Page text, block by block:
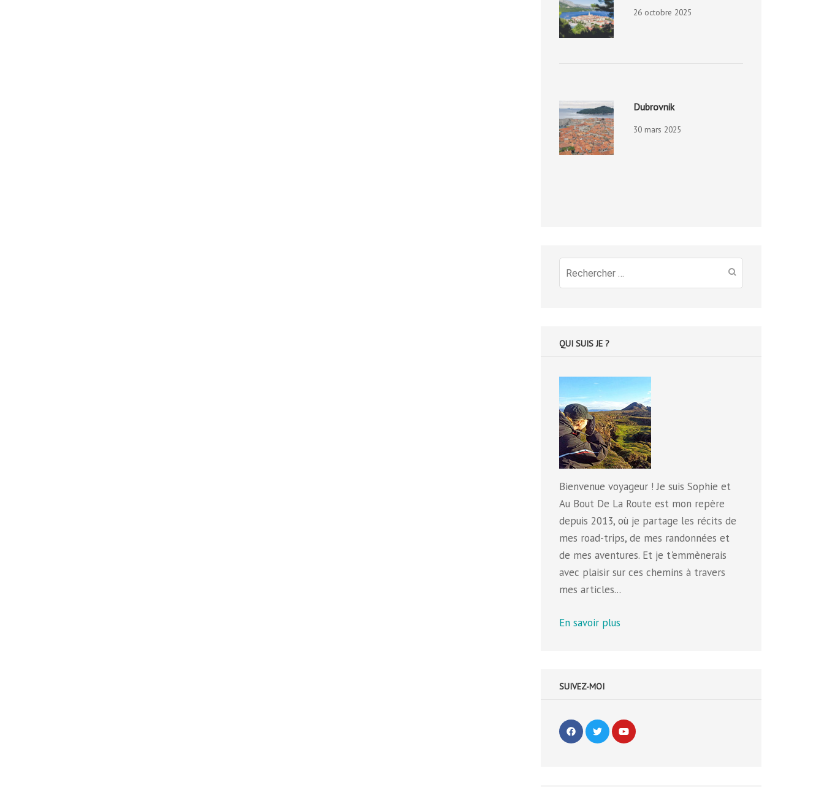
26 octobre 2025
Dubrovnik
30 mars 2025
Recherche
pour
QUI SUIS JE ?
Bienvenue voyageur ! Je suis Sophie et
Au Bout De La Route est mon repère
depuis 2013, où je partage les récits de
mes road-trips, de mes randonnées et
de mes aventures. Et je t'emmènerais
avec plaisir sur ces chemins à travers
mes articles...
En savoir plus
SUIVEZ-MOI